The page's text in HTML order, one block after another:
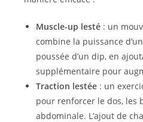
Muscle-up lesté : un
combine la puissance
poussée d’un dip, en
supplémentaire pour
Traction lestée : un
pour renforcer le dos, les
abdominale. L’ajout de